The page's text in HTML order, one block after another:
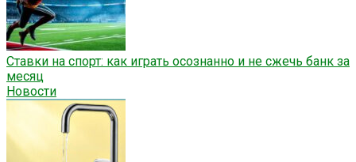
Ставки на спорт: как играть осознанно и не сжечь банк за
месяц
Новости